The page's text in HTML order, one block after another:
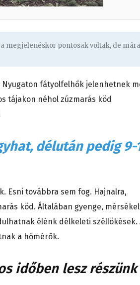
megjelenéskor pontosak voltak, de mára
fátyolfelhők jelenhetnek
tájakon néhol zúzmarás köd
délután pedig 9-
Esni továbbra sem fog. Hajnalra,
köd. Általában gyenge,
élénk délkeleti széllökések.
a hőmérők.
időben lesz részünk